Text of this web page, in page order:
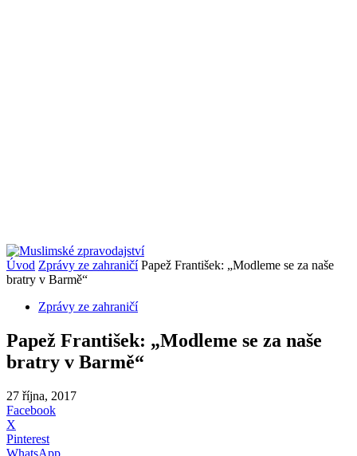
Úvod Zprávy ze zahraničí Papež František: „Modleme se za naše
bratry v Barmě“
Zprávy ze zahraničí
Papež František: „Modleme se za naše
bratry v Barmě“
27 října, 2017
Facebook
X
Pinterest
WhatsApp